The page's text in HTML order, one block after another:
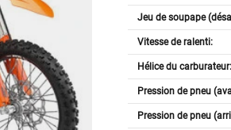
Jeu de soupape
Vitesse de ralenti:
Hélice du carburateur:
Pression de pneu
Pression de pneu